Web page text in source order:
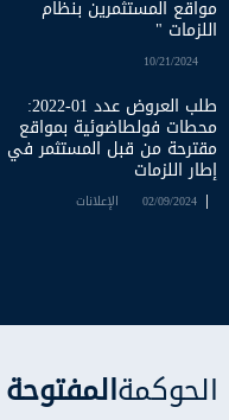
مواقع المستثمرين بنظام
اللزمات "
10/21/2024
طلب العروض عدد 01-2022:
محطات فولطاضوئية بمواقع
مقترحة من قبل المستثمر في
إطار اللزمات
02/09/2024 الإعلانات
الحوكمةالمفتوحة